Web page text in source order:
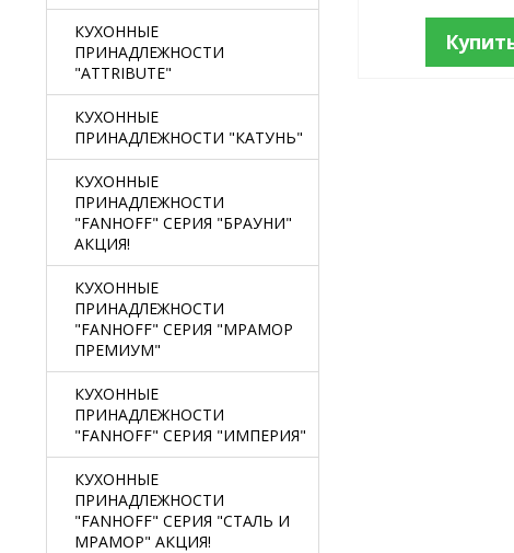
КУХОННЫЕ
ПРИНАДЛЕЖНОСТИ
"ATTRIBUTE"
КУХОННЫЕ
ПРИНАДЛЕЖНОСТИ "КАТУНЬ"
КУХОННЫЕ
ПРИНАДЛЕЖНОСТИ
"FANHOFF" СЕРИЯ "БРАУНИ"
АКЦИЯ!
КУХОННЫЕ
ПРИНАДЛЕЖНОСТИ
"FANHOFF" СЕРИЯ "МРАМОР
ПРЕМИУМ"
КУХОННЫЕ
ПРИНАДЛЕЖНОСТИ
"FANHOFF" СЕРИЯ "ИМПЕРИЯ"
КУХОННЫЕ
ПРИНАДЛЕЖНОСТИ
"FANHOFF" СЕРИЯ "СТАЛЬ И
МРАМОР" АКЦИЯ!